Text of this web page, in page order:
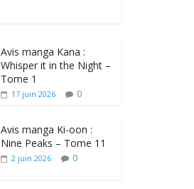
Avis manga Kana :
Whisper it in the Night –
Tome 1
17 juin 2026 0
Avis manga Ki-oon :
Nine Peaks – Tome 11
2 juin 2026 0